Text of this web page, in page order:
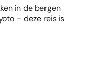
in de bergen
– deze reis is